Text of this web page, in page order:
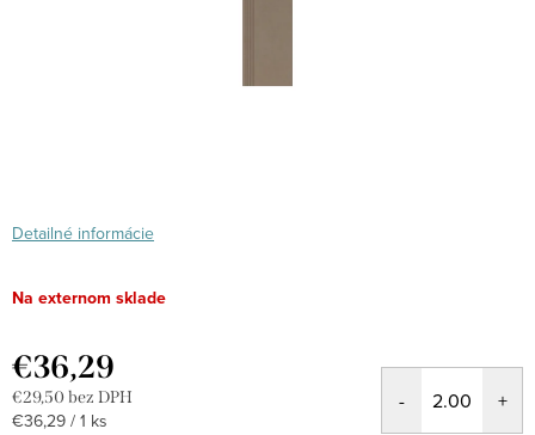
Detailné informácie
Na externom sklade
€36,29
€29,50 bez DPH
Jednotková
€36,29 / 1 ks